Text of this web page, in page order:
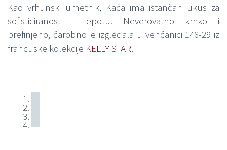
Kao vrhunski umetnik, Kaća ima istančan ukus za
sofisticiranost i lepotu. Neverovatno krhko i
prefinjeno, čarobno je izgledala u venčanici 146-29 iz
francuske kolekcije KELLY STAR.